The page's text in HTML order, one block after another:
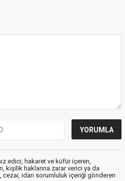
edici, hakaret ve küfür içeren,
kişilik haklarına zarar verici ya da
cezai, idari sorumluluk içeriği gönderen